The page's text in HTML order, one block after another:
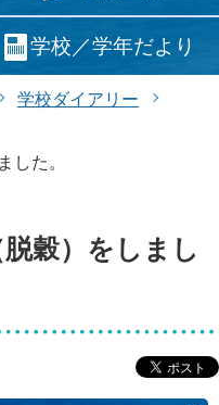
学校／学年だより
学校ダイアリー
した。
穀）をしまし